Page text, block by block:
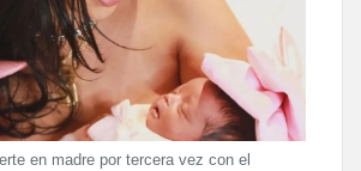
en madre por tercera vez con el